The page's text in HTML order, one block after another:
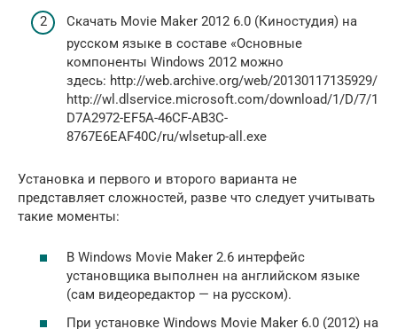
Скачать Movie Maker 2012 6.0 (Киностудия) на
русском языке в составе «Основные
компоненты Windows 2012 можно
здесь: http://web.archive.org/web/20130117135929/
http://wl.dlservice.microsoft.com/download/1/D/7/1
D7A2972-EF5A-46CF-AB3C-
8767E6EAF40C/ru/wlsetup-all.exe
Установка и первого и второго варианта не
представляет сложностей, разве что следует учитывать
такие моменты:
В Windows Movie Maker 2.6 интерфейс
установщика выполнен на английском языке
(сам видеоредактор — на русском).
При установке Windows Movie Maker 6.0 (2012) на